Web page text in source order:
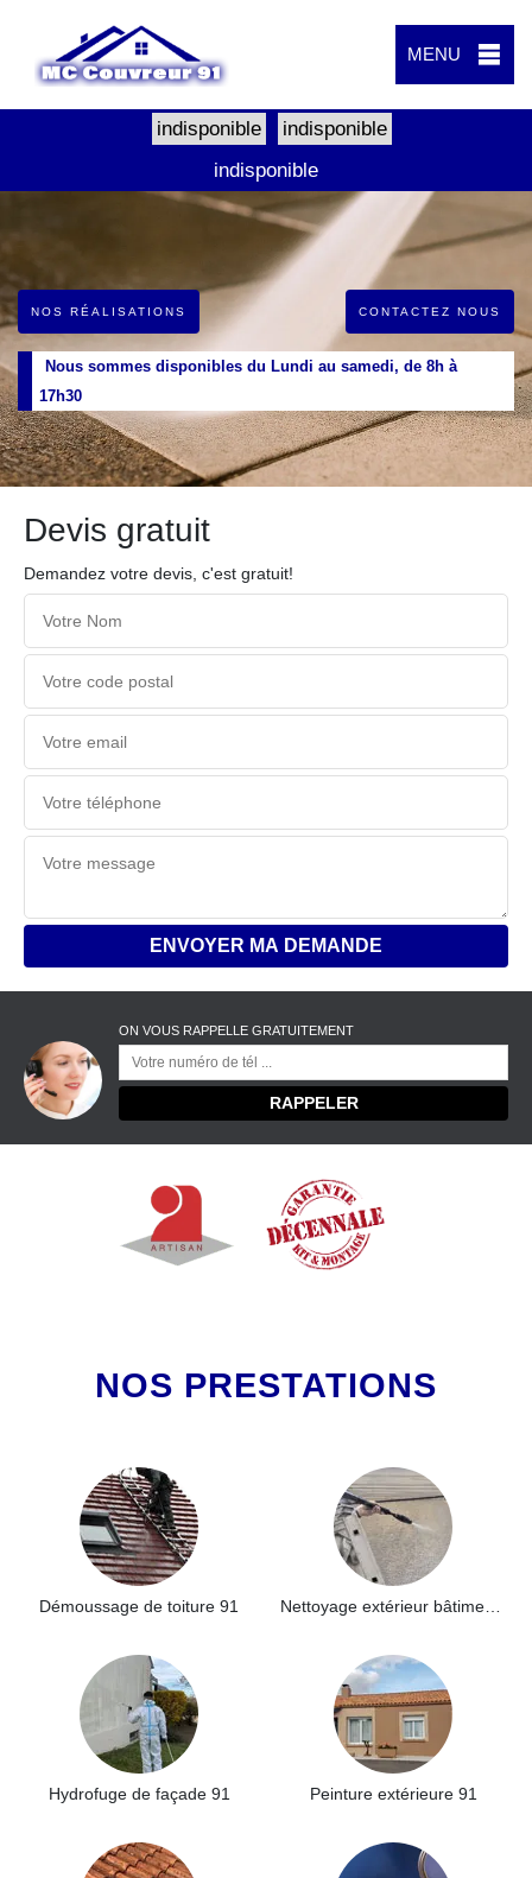
MENU
indisponible
indisponible
indisponible
NOS RÉALISATIONS CONTACTEZ NOUS
Nous sommes disponibles du Lundi au samedi, de 8h à
17h30
Devis gratuit
Demandez votre devis, c'est gratuit!
ON VOUS RAPPELLE GRATUITEMENT
NOS PRESTATIONS
Démoussage de toiture 91
Hydrofuge de façade 91 Peinture extérieure 91